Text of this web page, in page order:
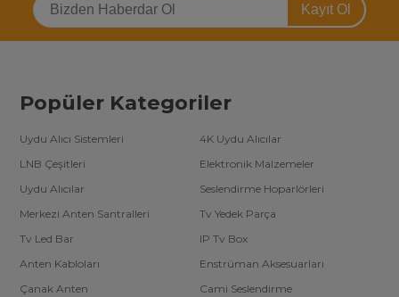
uygun, güvenilir ve uzun ömürlü kumandalar sunuyoruz. Hem
orijinal hem de evrensel kumandalarımız, kullanım kolaylığı ve
performans garantisi sunar.
yelpaze sunuyor. Hem evrensel hem de orijinal kumanda
seçenekleri ile evdeki tüm cihazları kolayca yönetebilirsiniz. Her
seçenekleri ile alışveriş yapabilirsiniz. Ev aletlerinizi daha verimli
kullanmak için doğru kumandayı seçin!
Ev aletleri kumandalarınızı bulmak için Merter Elektronik’i tercih
edin. Tüm cihazlarınızı tek bir kumanda ile yönetmenin rahatlığını
Kayıt Ol
Popüler Kategoriler
Uydu Alıcı Sistemleri
4K Uydu Alıcılar
LNB Çeşitleri
Elektronik Malzemeler
Uydu Alıcılar
Seslendirme Hoparlörleri
Merkezi Anten Santralleri
Tv Yedek Parça
Tv Led Bar
IP Tv Box
Anten Kabloları
Enstrüman Aksesuarları
Çanak Anten
Cami Seslendirme